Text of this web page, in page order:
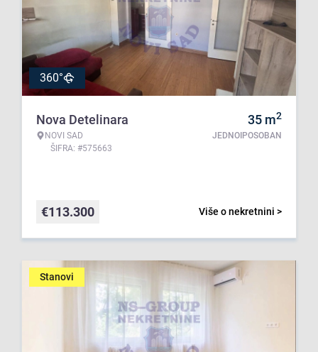
360°
Nova Detelinara
NOVI SAD
ŠIFRA: #575663
35 m2
JEDNOIPOSOBAN
Više o nekretnini >
€113.300
Stanovi